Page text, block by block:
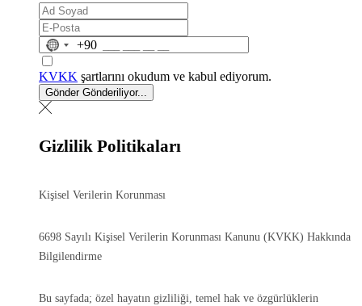
No
selected
+90
KVKK şartlarını okudum ve kabul ediyorum.
Gönder Gönderiliyor...
Gizlilik Politikaları
Kişisel Verilerin Korunması
6698 Sayılı Kişisel Verilerin Korunması Kanunu (KVKK) Hakkında
Bilgilendirme
Bu sayfada; özel hayatın gizliliği, temel hak ve özgürlüklerin